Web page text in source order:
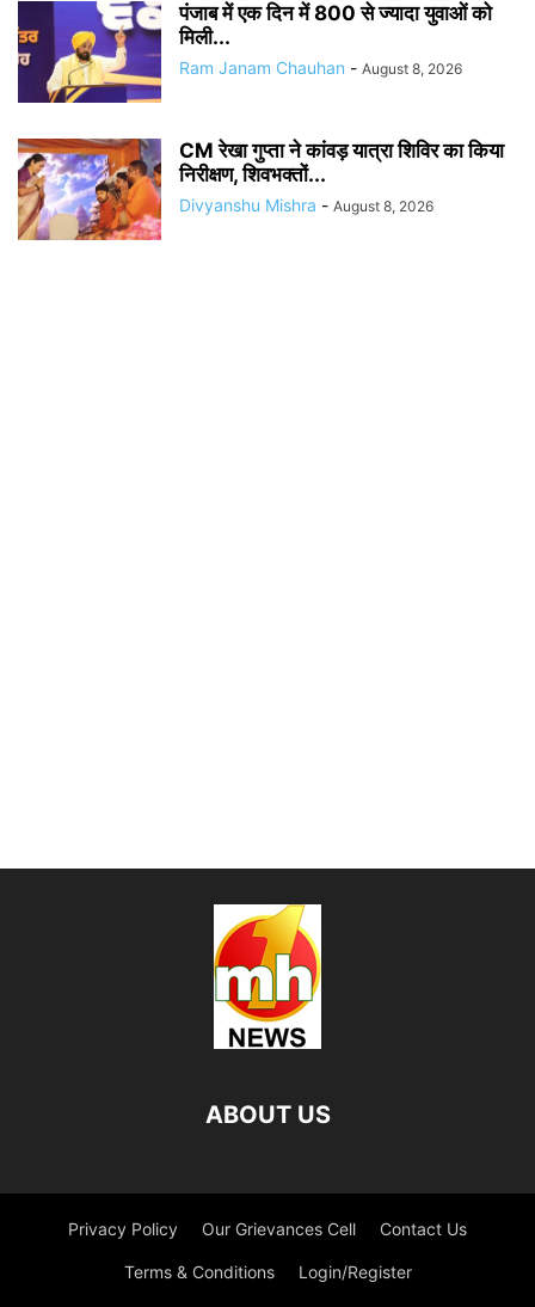
पंजाब में एक दिन में 800 से ज्यादा युवाओं को
मिली...
Ram Janam Chauhan - August 8, 2026
CM रेखा गुप्ता ने कांवड़ यात्रा शिविर का किया
निरीक्षण, शिवभक्तों...
Divyanshu Mishra - August 8, 2026
ABOUT US
Privacy Policy Our Grievances Cell Contact Us
Terms & Conditions Login/Register